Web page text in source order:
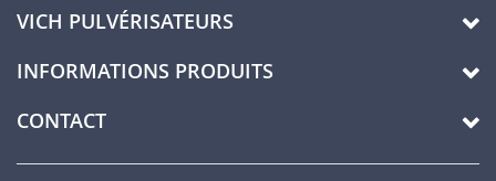
VICH PULVÉRISATEURS
INFORMATIONS PRODUITS
CONTACT